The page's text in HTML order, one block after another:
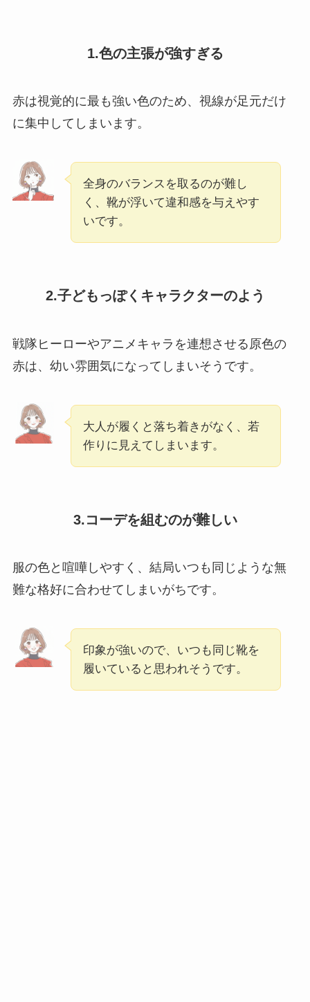
1.色の主張が強すぎる
赤は視覚的に最も強い色のため、視線が足元だけ
に集中してしまいます。
全身のバランスを取るのが難し
く、靴が浮いて違和感を与えやす
いです。
2.子どもっぽくキャラクターのよう
戦隊ヒーローやアニメキャラを連想させる原色の
赤は、幼い雰囲気になってしまいそうです。
大人が履くと落ち着きがなく、若
作りに見えてしまいます。
3.コーデを組むのが難しい
服の色と喧嘩しやすく、結局いつも同じような無
難な格好に合わせてしまいがちです。
印象が強いので、いつも同じ靴を
履いていると思われそうです。